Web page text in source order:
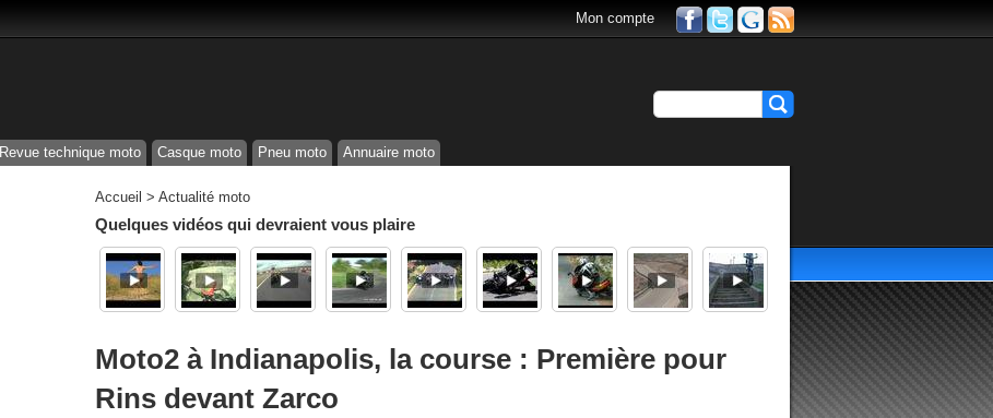
Mon compte
Revue technique moto Casque moto Pneu moto Annuaire moto
Accueil > Actualité moto
Quelques vidéos qui devraient vous plaire
Moto2 à Indianapolis, la course : Première pour
Rins devant Zarco